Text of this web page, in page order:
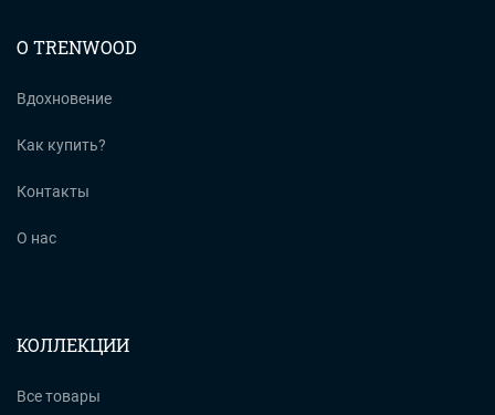
О TRENWOOD
Вдохновение
Как купить?
Контакты
О нас
КОЛЛЕКЦИИ
Все товары